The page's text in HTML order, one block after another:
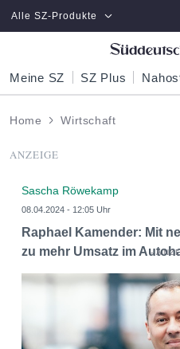
Zum Hauptinhalt springen
Alle SZ-Produkte
Meine SZ SZ Plus
Home Wirtschaft
ANZEIGE
Sascha Röwekamp
08.04.2024 - 12:05 Uhr
Raphael Kamender: Mit
zu mehr Umsatz im